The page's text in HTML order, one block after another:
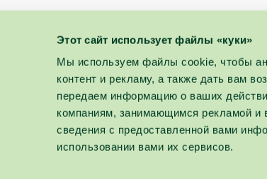
Этот сайт использует файлы «куки»
Мы используем файлы cookie, чтобы
контент и рекламу, а также дать вам
передаем информацию о ваших
компаниям, занимающимся рекламой и
сведения с предоставленной вами
использовании вами их сервисов.